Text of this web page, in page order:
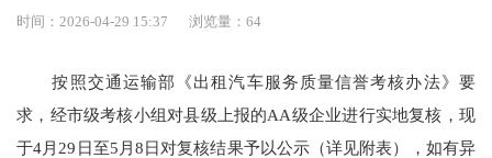
时间：2026-04-29 15:37 浏览量：64
按照交通运输部《出租汽车服务质量信誉考核办法》要
求，经市级考核小组对县级上报的AA级企业进行实地复核，现
于4月29日至5月8日对复核结果予以公示（详见附表），如有异